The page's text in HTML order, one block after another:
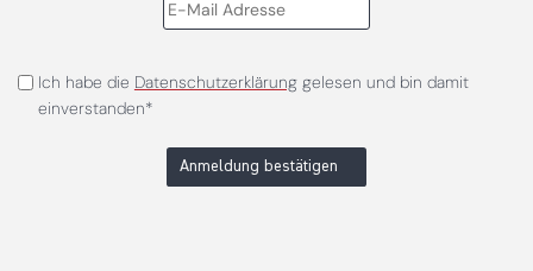
Ich habe die Datenschutzerklärunggelesen und bin damit
einverstanden*
Anmeldung bestätigen